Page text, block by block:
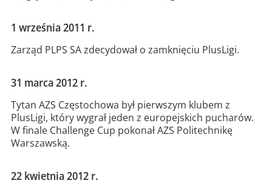
1 września 2011 r.
Zarząd PLPS SA zdecydował o zamknięciu PlusLigi.
31 marca 2012 r.
Tytan AZS Częstochowa był pierwszym klubem z
PlusLigi, który wygrał jeden z europejskich pucharów.
W finale Challenge Cup pokonał AZS Politechnikę
Warszawską.
22 kwietnia 2012 r.